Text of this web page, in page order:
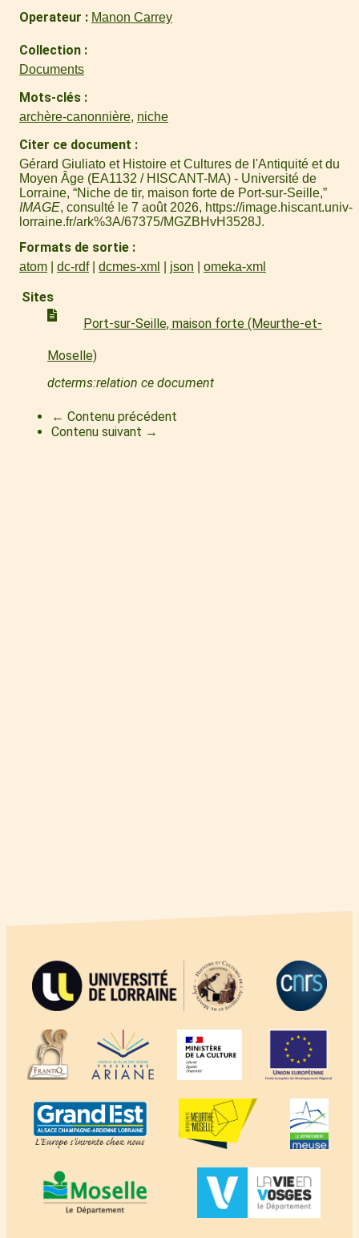
Operateur Manon Carrey
Collection
Documents
Mots-clés
archère-canonnière, niche
Citer ce document
Gérard Giuliato et Histoire et Cultures de l'Antiquité et du
Moyen Âge (EA1132 / HISCANT-MA) - Université de
Lorraine, “Niche de tir, maison forte de Port-sur-Seille,”
IMAGE, consulté le 7 août 2026, https://image.hiscant.univ-
lorraine.fr/ark%3A/67375/MGZBHvH3528J.
Formats de sortie
atom dc-rdf dcmes-xml json omeka-xml
Sites
Port-sur-Seille, maison forte (Meurthe-et-
Moselle)
dcterms:relation ce document
← Contenu précédent
Contenu suivant →